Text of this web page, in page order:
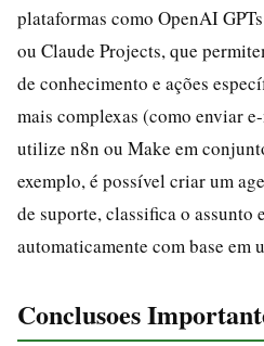
plataformas como OpenAI
ou Claude Projects, que
de conhecimento e ações
mais complexas (como enviar
utilize n8n ou Make em
exemplo, é possível criar um
de suporte, classifica o assunto
automaticamente com base em
Conclusoes